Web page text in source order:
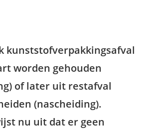
kunststofverpakkingsafval
worden gehouden
of later uit restafval
(nascheiding).
nu uit dat er geen